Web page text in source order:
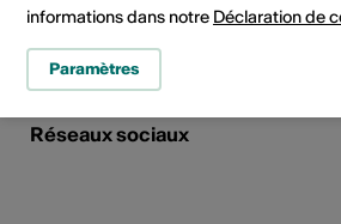
Planifier un itinéraire
Réseaux sociaux
informations dans notre Déclaration de
Paramètres